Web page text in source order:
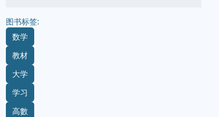
图书标签:
数学
教材
大学
学习
高數